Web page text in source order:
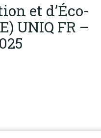
et d’Éco-
UNIQ FR –